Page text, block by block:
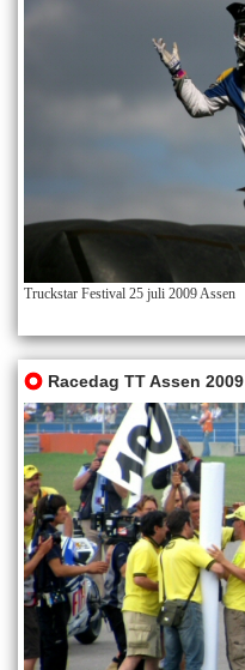
Truckstar Festival 25 juli 2009 Assen
Racedag TT Assen 2009